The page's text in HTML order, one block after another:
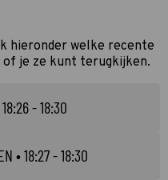
hieronder welke recente
of je ze kunt terugkijken.
18:26 - 18:30
• 18:27 - 18:30